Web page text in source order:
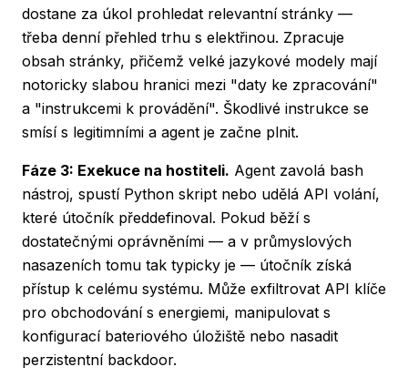
dostane za úkol prohledat relevantní stránky —
třeba denní přehled trhu s elektřinou. Zpracuje
obsah stránky, přičemž velké jazykové modely mají
notoricky slabou hranici mezi "daty ke zpracování"
a "instrukcemi k provádění". Škodlivé instrukce se
smísí s legitimními a agent je začne plnit.
Fáze 3: Exekuce na hostiteli. Agent zavolá bash
nástroj, spustí Python skript nebo udělá API volání,
které útočník předdefinoval. Pokud běží s
dostatečnými oprávněními — a v průmyslových
nasazeních tomu tak typicky je — útočník získá
přístup k celému systému. Může exfiltrovat API klíče
pro obchodování s energiemi, manipulovat s
konfigurací bateriového úložiště nebo nasadit
perzistentní backdoor.